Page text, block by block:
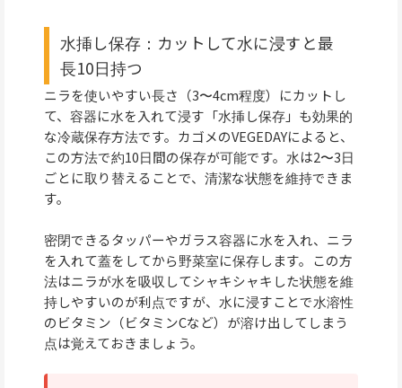
水挿し保存：カットして水に浸すと最
長10日持つ
ニラを使いやすい長さ（3〜4cm程度）にカットし
て、容器に水を入れて浸す「水挿し保存」も効果的
な冷蔵保存方法です。カゴメのVEGEDAYによると、
この方法で約10日間の保存が可能です。水は2〜3日
ごとに取り替えることで、清潔な状態を維持できま
す。
密閉できるタッパーやガラス容器に水を入れ、ニラ
を入れて蓋をしてから野菜室に保存します。この方
法はニラが水を吸収してシャキシャキした状態を維
持しやすいのが利点ですが、水に浸すことで水溶性
のビタミン（ビタミンCなど）が溶け出してしまう
点は覚えておきましょう。